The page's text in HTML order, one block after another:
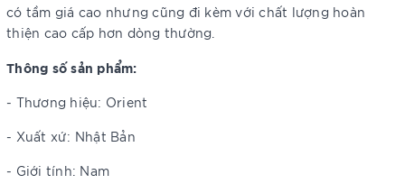
có tầm giá cao nhưng cũng đi kèm với chất lượng hoàn
thiện cao cấp hơn dòng thường.
Thông số sản phẩm:
- Thương hiệu: Orient
- Xuất xứ: Nhật Bản
- Giới tính: Nam